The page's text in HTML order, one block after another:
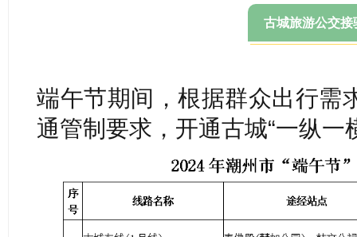
古城旅游公交接
端午节期间，根据群众出行需
通管制要求，开通古城“一纵一